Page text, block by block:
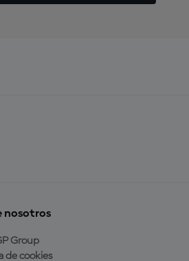
nosotros
Group
de cookies